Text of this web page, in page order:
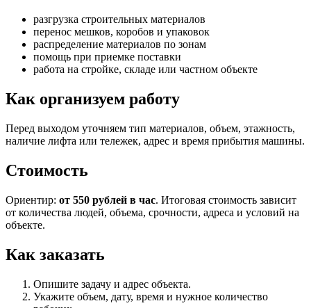
разгрузка строительных материалов
перенос мешков, коробов и упаковок
распределение материалов по зонам
помощь при приемке поставки
работа на стройке, складе или частном объекте
Как организуем работу
Перед выходом уточняем тип материалов, объем, этажность,
наличие лифта или тележек, адрес и время прибытия машины.
Стоимость
Ориентир: от 550 рублей в час. Итоговая стоимость зависит
от количества людей, объема, срочности, адреса и условий на
объекте.
Как заказать
Опишите задачу и адрес объекта.
Укажите объем, дату, время и нужное количество